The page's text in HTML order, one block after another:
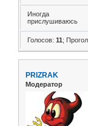
Иногда
прислушиваюсь
Голосов: 11 ;
PRIZRAK
Модератор